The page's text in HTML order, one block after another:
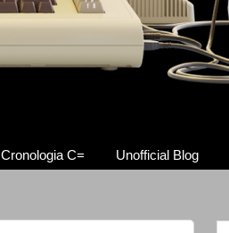
Cronologia C= Unofficial Blog